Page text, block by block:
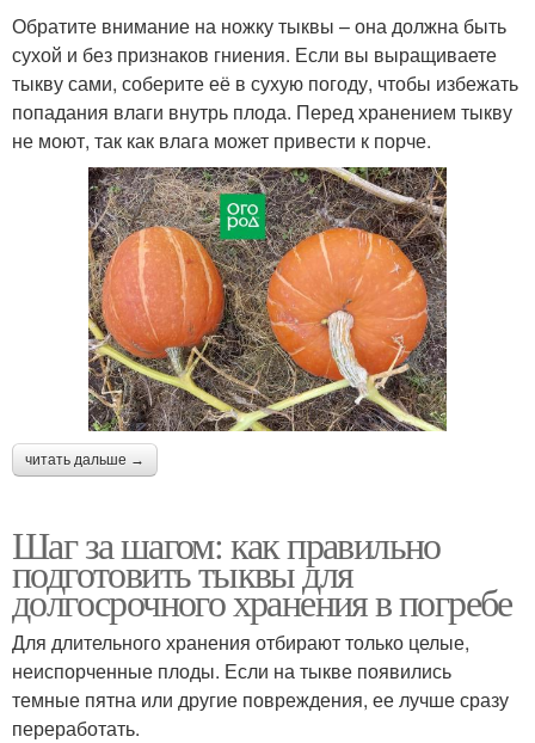
Обратите внимание на ножку тыквы – она должна быть
сухой и без признаков гниения. Если вы выращиваете
тыкву сами, соберите её в сухую погоду, чтобы избежать
попадания влаги внутрь плода. Перед хранением тыкву
не моют, так как влага может привести к порче.
читать дальше →
Шаг за шагом: как правильно
подготовить тыквы для
долгосрочного хранения в погребе
Для длительного хранения отбирают только целые,
неиспорченные плоды. Если на тыкве появились
темные пятна или другие повреждения, ее лучше сразу
переработать.